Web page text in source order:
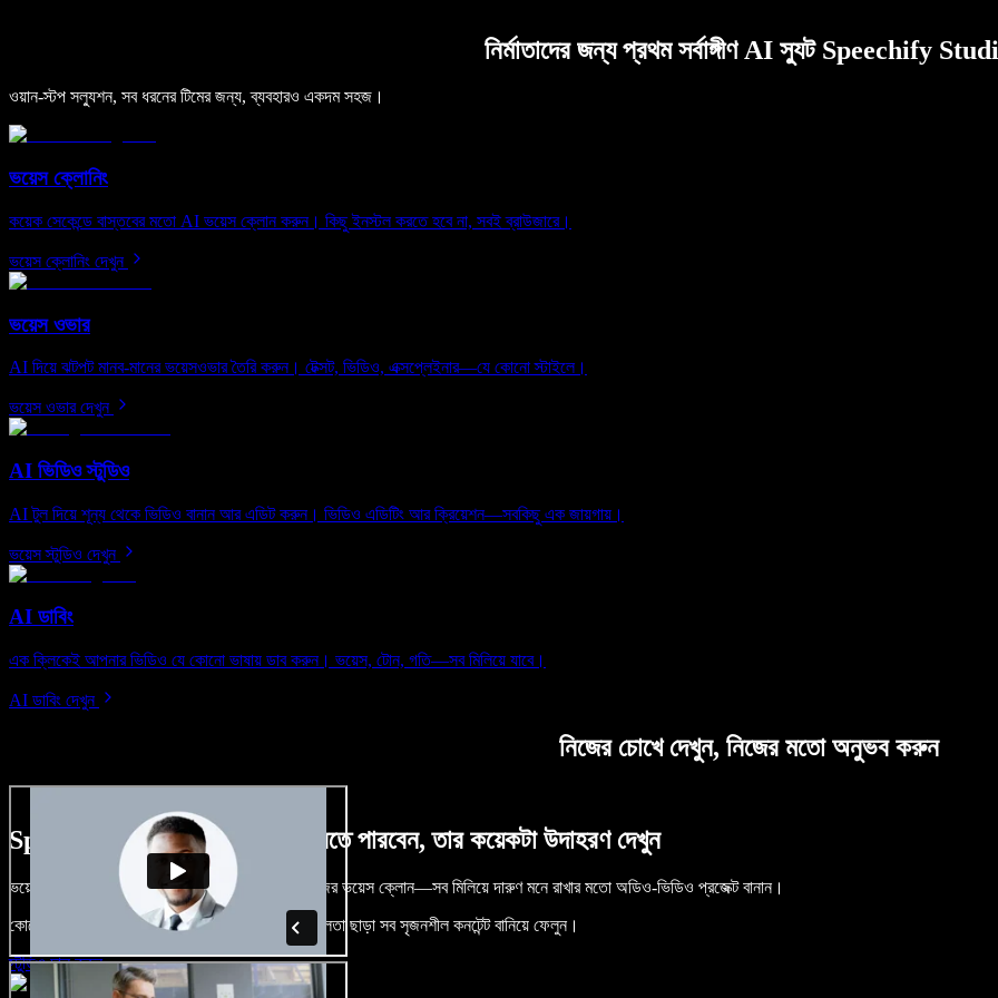
নির্মাতাদের জন্য প্রথম সর্বাঙ্গীণ AI স্যুট Speechify
ওয়ান-স্টপ সল্যুশন, সব ধরনের টিমের জন্য, ব্যবহারও একদম সহজ।
ভয়েস ক্লোনিং
কয়েক সেকেন্ডে বাস্তবের মতো AI ভয়েস ক্লোন করুন। কিছু ইনস্টল করতে হবে না, সবই ব্রাউজারে।
ভয়েস ক্লোনিং দেখুন
ভয়েস ওভার
AI দিয়ে ঝটপট মানব-মানের ভয়েসওভার তৈরি করুন। টেক্সট, ভিডিও, এক্সপ্লেইনার—যে কোনো স্টাইলে।
ভয়েস ওভার দেখুন
AI ভিডিও স্টুডিও
AI টুল দিয়ে শূন্য থেকে ভিডিও বানান আর এডিট করুন। ভিডিও এডিটিং আর ক্রিয়েশন—সবকিছু এক জায়গায়।
ভয়েস স্টুডিও দেখুন
AI ডাবিং
এক ক্লিকেই আপনার ভিডিও যে কোনো ভাষায় ডাব করুন। ভয়েস, টোন, গতি—সব মিলিয়ে যাবে।
AI ডাবিং দেখুন
নিজের চোখে দেখুন, নিজের মতো অনুভব করুন
Speechify Studio দিয়ে কী কী করতে পারবেন, তার কয়েকটা উদাহরণ দেখুন
ভয়েসওভার, রয়্যালটি-ফ্রি ছবি, অডিও, ভিডিও যোগ, নিজের ভয়েস ক্লোন—সব মিলিয়ে দারুণ মনে রাখার মতো অডিও-ভিডিও প্রজেক্ট বানান।
কোনো শেখার ঝামেলা নেই, শুধু ব্রাউজারে খুলুন—আর দুর্বলতা ছাড়া সব সৃজনশীল কনটেন্ট বানিয়ে ফেলুন।
স্টুডিও চালু করুন